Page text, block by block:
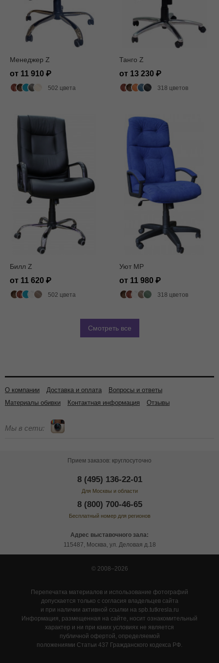
Менеджер Z
от 11 910
502 цвета
Танго Z
от 13 230
318 цветов
Билл Z
от 11 620
502 цвета
Уют MP
от 11 980
318 цветов
Смотреть все
О компании Доставка и оплата
Вопросы и ответы
Материалы обивки
Контактная информация Отзывы
Мы в сети:
Прием заказов: круглосуточно
8 (495) 136-22-01
Для Москвы и области
8 (800) 700-46-65
Бесплатный номер для регионов
Адрес выставочного зала:
115487, Москва, ул. Деловая д.18
© 2008–2026
Перепечатка материалов и использование фотографий
допускается только с согласия владельцев сайта
и при наличии активной ссылки на spb.tutkresla.ru
Информация, размещенная на сайте, носит ознакомительный
характер и ни при каких условиях не является
публичной офертой, определяемой
положениями Статьи 437 Гражданского кодекса РФ.